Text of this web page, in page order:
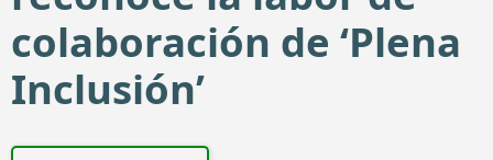
colaboración de ‘Plena
Inclusión’